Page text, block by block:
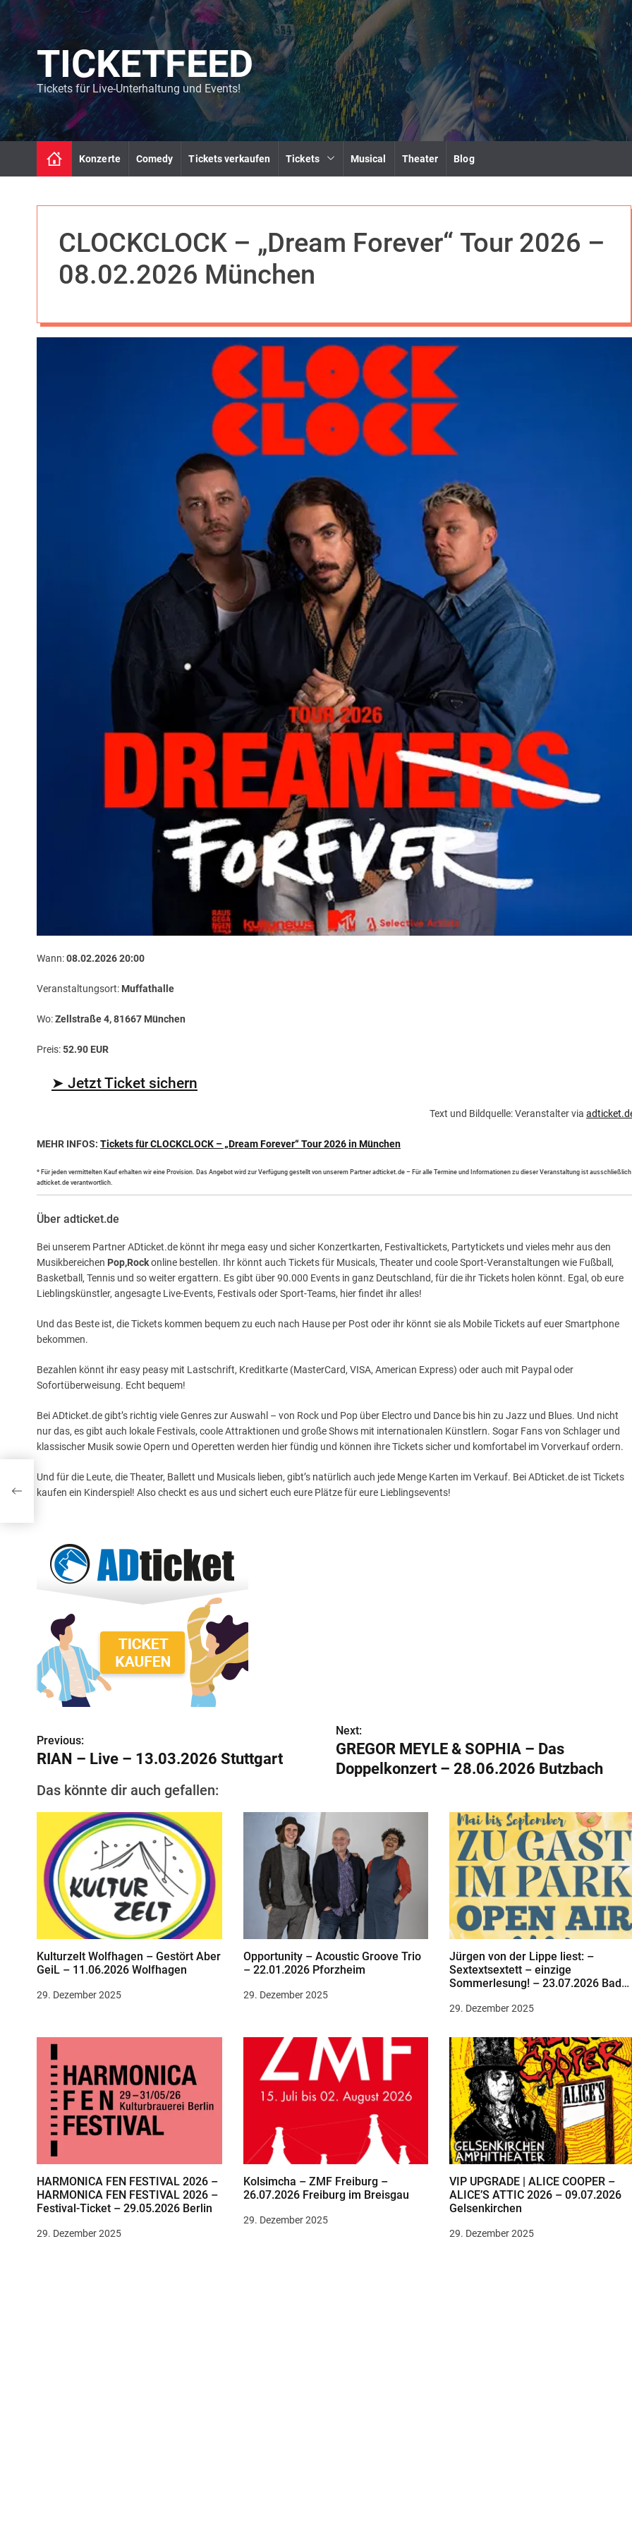
S
t
c
o
n
TICKETFEED
Tickets für Live-Unterhaltung und Events!
Konzerte Comedy Tickets verkaufen Tickets Musical Theater Blog
CLOCKCLOCK – „Dream Forever“ Tour 2026 –
08.02.2026 München
Wann:08.02.2026 20:00
Veranstaltungsort: Muffathalle
Wo:Zellstraße 4, 81667 München
Preis:52.90 EUR
➤ Jetzt Ticket sichern
Text und Bildquelle: Veranstalter via
MEHR INFOS: Tickets für CLOCKCLOCK – „Dream Forever“ Tour 2026 in München
* Für jeden vermittelten Kauf erhalten wir eine Provision. Das Angebot wird zur Verfügung gestellt von unserem Partner adticket.de – Für alle Termine und Informationen zu dieser Veranstaltung ist ausschließlich
adticket.de verantwortlich.
Über adticket.de
Bei unserem Partner ADticket.de könnt ihr mega easy und sicher Konzertkarten, Festivaltickets, Partytickets und vieles mehr aus den
Musikbereichen Pop,Rockonline bestellen. Ihr könnt auch Tickets für Musicals, Theater und coole Sport-Veranstaltungen wie Fußball,
Basketball, Tennis und so weiter ergattern. Es gibt über 90.000 Events in ganz Deutschland, für die ihr Tickets holen könnt. Egal, ob eure
Lieblingskünstler, angesagte Live-Events, Festivals oder Sport-Teams, hier findet ihr alles!
Und das Beste ist, die Tickets kommen bequem zu euch nach Hause per Post oder ihr könnt sie als Mobile Tickets auf euer Smartphone
bekommen.
Bezahlen könnt ihr easy peasy mit Lastschrift, Kreditkarte (MasterCard, VISA, American Express) oder auch mit Paypal oder
Sofortüberweisung. Echt bequem!
Bei ADticket.de gibt’s richtig viele Genres zur Auswahl – von Rock und Pop über Electro und Dance bis hin zu Jazz und Blues. Und nicht
nur das, es gibt auch lokale Festivals, coole Attraktionen und große Shows mit internationalen Künstlern. Sogar Fans von Schlager und
klassischer Musik sowie Opern und Operetten werden hier fündig und können ihre Tickets sicher und komfortabel im Vorverkauf ordern.
Und für die Leute, die Theater, Ballett und Musicals lieben, gibt’s natürlich auch jede Menge Karten im Verkauf. Bei ADticket.de ist Tickets
kaufen ein Kinderspiel! Also checkt es aus und sichert euch eure Plätze für eure Lieblingsevents!
B
e
i
t
a
g
n
a
v
o
n
Previous:
RIAN – Live – 13.03.2026 Stuttgart
Next:
GREGOR MEYLE & SOPHIA – Das
Doppelkonzert – 28.06.2026 Butzbach
Das könnte dir auch gefallen:
Kulturzelt Wolfhagen – Gestört Aber
GeiL – 11.06.2026 Wolfhagen
29. Dezember 2025
Opportunity – Acoustic Groove Trio
– 22.01.2026 Pforzheim
29. Dezember 2025
Jürgen von der Lippe liest: –
Sextextsextett – einzige
Sommerlesung! – 23.07.2026 Bad
29. Dezember 2025
HARMONICA FEN FESTIVAL 2026 –
HARMONICA FEN FESTIVAL 2026 –
Festival-Ticket – 29.05.2026 Berlin
29. Dezember 2025
Kolsimcha – ZMF Freiburg –
26.07.2026 Freiburg im Breisgau
29. Dezember 2025
VIP UPGRADE | ALICE COOPER –
ALICE’S ATTIC 2026 – 09.07.2026
Gelsenkirchen
29. Dezember 2025